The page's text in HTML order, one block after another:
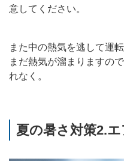
意してください。
また中の熱気を逃して運
まだ熱気が溜まりますの
れなく。
夏の暑さ対策2.